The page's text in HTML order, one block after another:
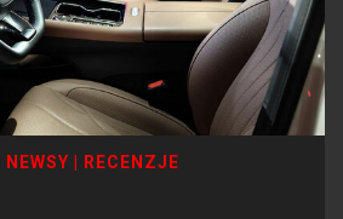
NEWSY
RECENZJE